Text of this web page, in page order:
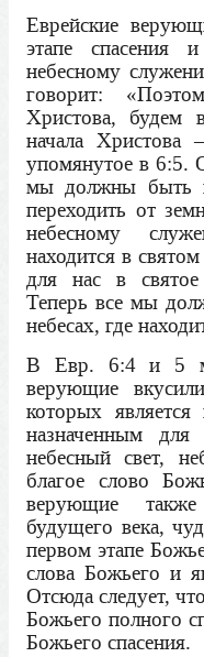
Еврейские
этапе спасения
небесному
говорит:
Христова, будем
начала
упомянутое в 6:5.
мы должны быть
переходить от
небесному
находится в
для нас в
Теперь все мы
небесах, где
В Евр. 6:4 и 5
верующие
которых
назначенным
небесный свет,
благое слово
верующие
будущего века,
первом этапе
слова Божьего и
Отсюда следует,
Божьего полного
Божьего спасения.